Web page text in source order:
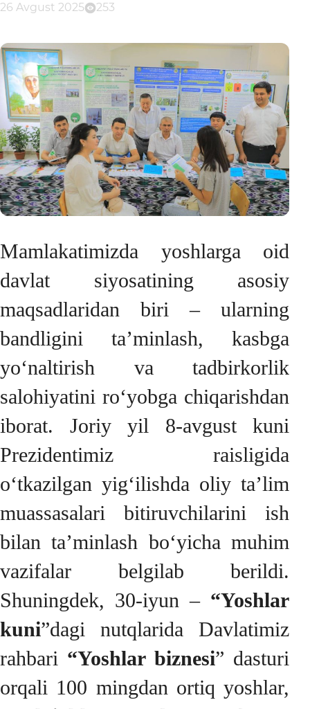
26 Avgust 2025 253
Mamlakatimizda yoshlarga oid
davlat siyosatining asosiy
maqsadlaridan biri – ularning
bandligini ta’minlash, kasbga
yo‘naltirish va tadbirkorlik
salohiyatini ro‘yobga chiqarishdan
iborat. Joriy yil 8-avgust kuni
Prezidentimiz raisligida
o‘tkazilgan yig‘ilishda oliy ta’lim
muassasalari bitiruvchilarini ish
bilan ta’minlash bo‘yicha muhim
vazifalar belgilab berildi.
Shuningdek, 30-iyun – “Yoshlar
kuni”dagi nutqlarida Davlatimiz
rahbari “Yoshlar biznesi” dasturi
orqali 100 mingdan ortiq yoshlar,